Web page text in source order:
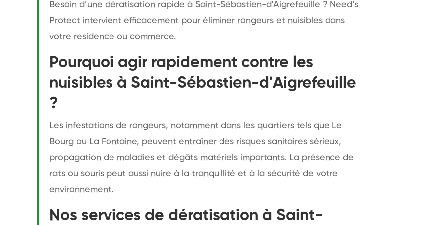
Besoin d’une dératisation rapide à Saint-Sébastien-d'Aigrefeuille ? Need’s
Protect intervient efficacement pour éliminer rongeurs et nuisibles dans
votre residence ou commerce.
Pourquoi agir rapidement contre les
nuisibles à Saint-Sébastien-d'Aigrefeuille
?
Les infestations de rongeurs, notamment dans les quartiers tels que Le
Bourg ou La Fontaine, peuvent entraîner des risques sanitaires sérieux,
propagation de maladies et dégâts matériels importants. La présence de
rats ou souris peut aussi nuire à la tranquillité et à la sécurité de votre
environnement.
Nos services de dératisation à Saint-